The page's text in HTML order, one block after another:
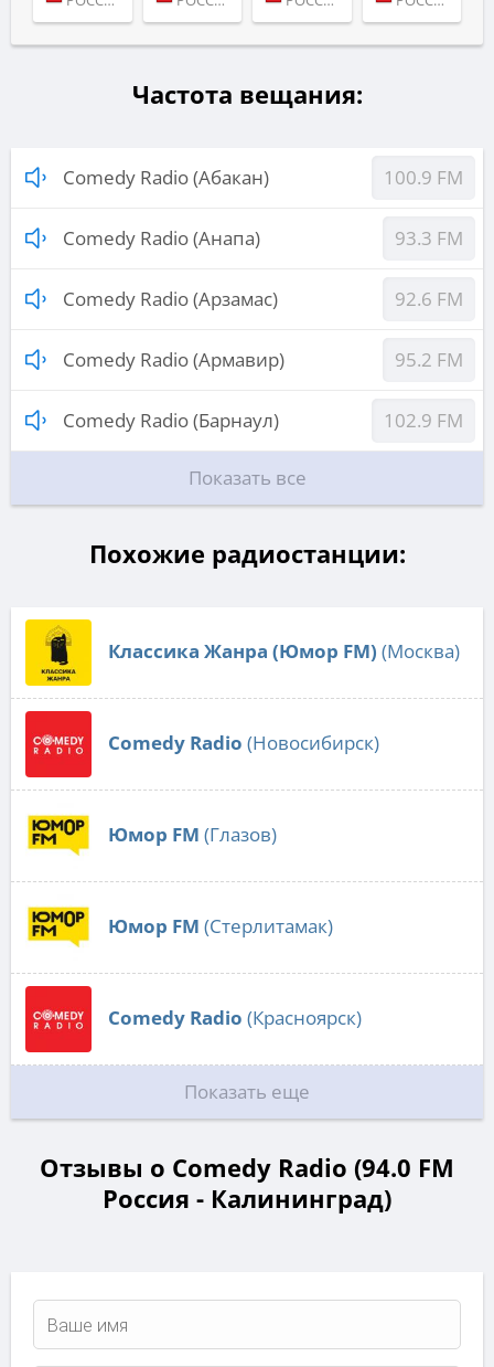
Частота вещания:
Comedy Radio (Абакан) 100.9 FM
Comedy Radio (Анапа) 93.3 FM
Comedy Radio (Арзамас) 92.6 FM
Comedy Radio (Армавир) 95.2 FM
Comedy Radio (Барнаул) 102.9 FM
Показать все
Похожие радиостанции:
Классика Жанра (Юмор FM) (Москва)
Comedy Radio (Новосибирск)
Юмор FM (Глазов)
Юмор FM (Стерлитамак)
Comedy Radio (Красноярск)
Показать еще
Отзывы о Comedy Radio (94.0 FM
Россия - Калининград)